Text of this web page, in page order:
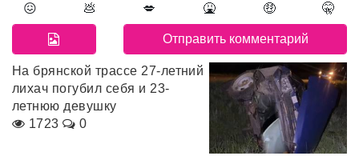
😖 💩 💋 🤮 🤑 🤫
На брянской трассе 27-летний
лихач погубил себя и 23-
летнюю девушку
1723
0